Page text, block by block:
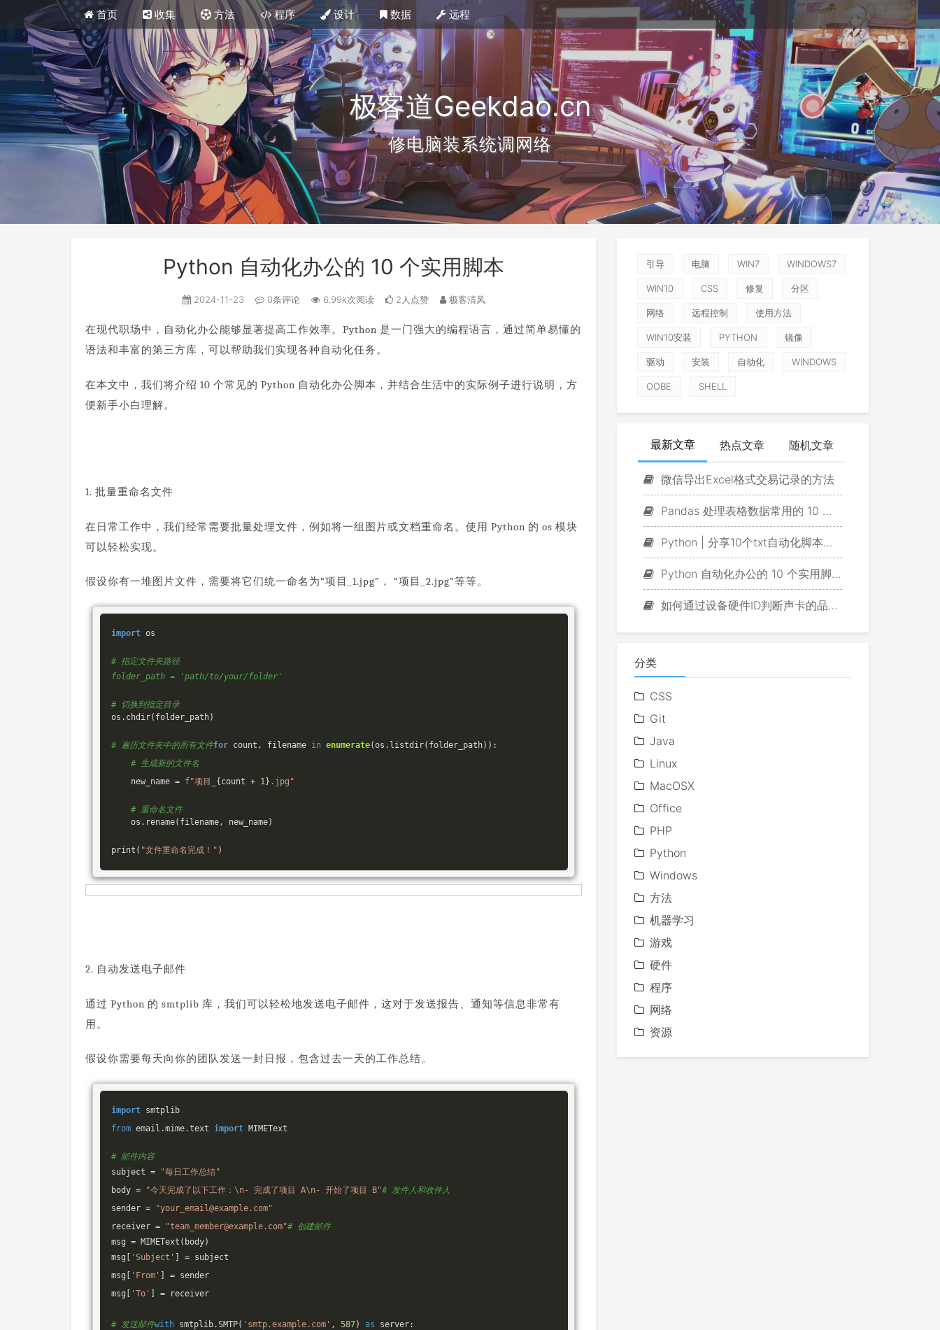
首页 收集 方法 程序 设计 数据 远程
极客道Geekdao.cn
修电脑装系统调网络
Python 自动化办公的 10 个实用脚本
2024-11-23 0条评论 6.99k次阅读 2人点赞 极客清风
在现代职场中，自动化办公能够显著提高工作效率。Python 是一门强大的编程语言，通过简单易懂的
语法和丰富的第三方库，可以帮助我们实现各种自动化任务。
在本文中，我们将介绍 10 个常见的 Python 自动化办公脚本，并结合生活中的实际例子进行说明，方
便新手小白理解。
1. 批量重命名文件
在日常工作中，我们经常需要批量处理文件，例如将一组图片或文档重命名。使用 Python 的 os 模块
可以轻松实现。
假设你有一堆图片文件，需要将它们统一命名为“项目_1.jpg”， “项目_2.jpg”等等。
import os
# 指定文件夹路径
folder_path =
'path/to/your/folder'
# 切换到指定目录
os.chdir(folder_path)
# 遍历文件夹中的所有文件for count, filename in enumerate(os.listdir(folder_path) ):
# 生成新的文件名
new_name = f"项目_ {count + 1 } .jpg"
# 重命名文件
os.rename(filename, new_name)
print( "文件重命名完成！" )
2. 自动发送电子邮件
通过 Python 的 smtplib 库，我们可以轻松地发送电子邮件，这对于发送报告、通知等信息非常有
用。
假设你需要每天向你的团队发送一封日报，包含过去一天的工作总结。
import
smtplib
from email.mime.text import MIMEText
# 邮件内容
subject =
"每日工作总结"
body =
"今天完成了以下工作：\n- 完成了项目 A\n- 开始了项目 B"# 发件人和收件人
sender =
"your_email@example.com"
receiver =
"team_member@example.com"# 创建邮件
msg = MIMEText(body)
msg[ 'Subject' ] = subject
msg[ 'From' ] = sender
msg[ 'To' ] = receiver
# 发送邮件with smtplib.SMTP( 'smtp.example.com' , 587) as server:
引导 电脑 WIN7 WINDOWS7
WIN10 CSS 修复 分区
网络 远程控制 使用方法
WIN10安装 PYTHON 镜像
驱动 安装 自动化 WINDOWS
OOBE SHELL
最新文章 热点文章 随机文章
微信导出Excel格式交易记录的方法
Pandas 处理表格数据常用的 10 个脚本
Python | 分享10个txt自动化脚本，一定有你用得上的！
Python 自动化办公的 10 个实用脚本
如何通过设备硬件ID判断声卡的品牌及型号
分类
CSS
Git
Java
Linux
MacOSX
Office
PHP
Python
Windows
方法
机器学习
游戏
硬件
程序
网络
资源